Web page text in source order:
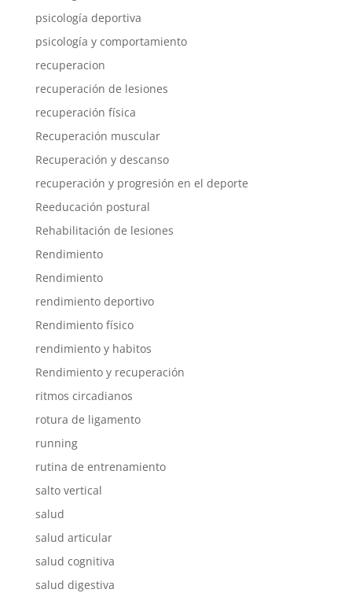
psicología deportiva
psicología y comportamiento
recuperacion
recuperación de lesiones
recuperación física
Recuperación muscular
Recuperación y descanso
recuperación y progresión en el deporte
Reeducación postural
Rehabilitación de lesiones
Rendimiento
Rendimiento
rendimiento deportivo
Rendimiento físico
rendimiento y habitos
Rendimiento y recuperación
ritmos circadianos
rotura de ligamento
running
rutina de entrenamiento
salto vertical
salud
salud articular
salud cognitiva
salud digestiva